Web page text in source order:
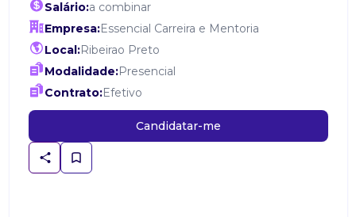
Salário:a combinar
Empresa:Essencial Carreira e Mentoria
Local:Ribeirao Preto
Modalidade:Presencial
Contrato:Efetivo
Candidatar-me